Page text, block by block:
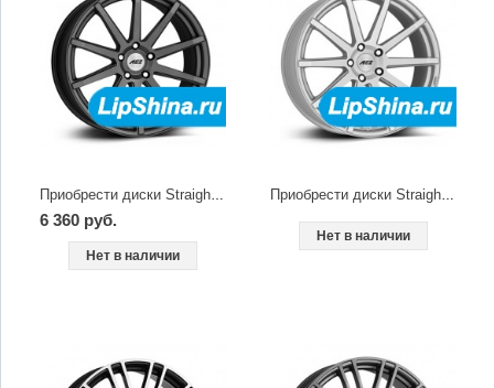
Приобрести диски Straight dark
6 360 руб.
Нет в наличии
Приобрести диски Straight shine
Нет в наличии